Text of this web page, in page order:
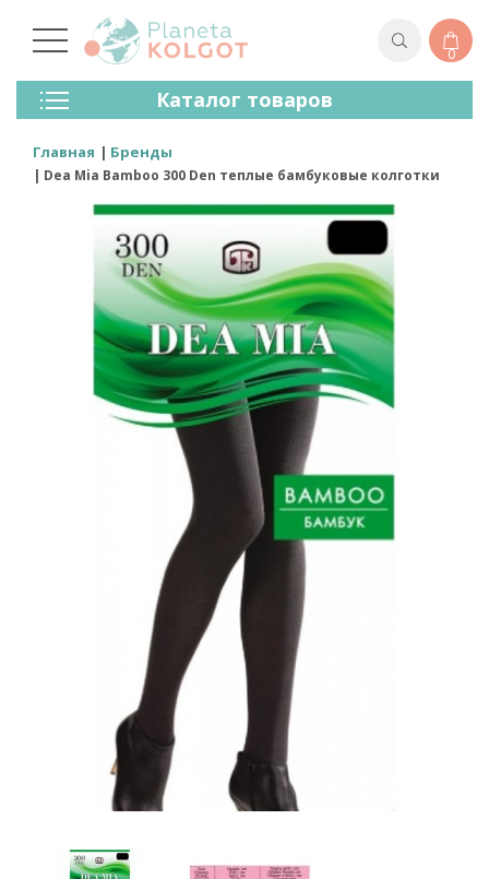
0
Каталог товаров
Колготки
Чулки
Лосины (леггинсы)
Спортивная Одежда
Для Мужчин
Главная Бренды
Dea Mia Bamboo 300 Den теплые бамбуковые колготки